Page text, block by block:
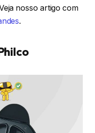
nosso artigo com
.